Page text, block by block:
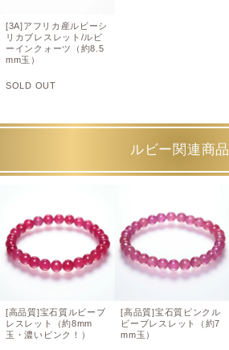
[3A]アフリカ産ルビーシ
リカブレスレット/ルビ
ーインクォーツ（約8.5
mm玉）
SOLD OUT
ルビー関連商品
[高品質]宝石質ルビーブ
レスレット（約8mm
玉・濃いピンク！）
[高品質]宝石質ピンクル
ビーブレスレット（約7
mm玉）